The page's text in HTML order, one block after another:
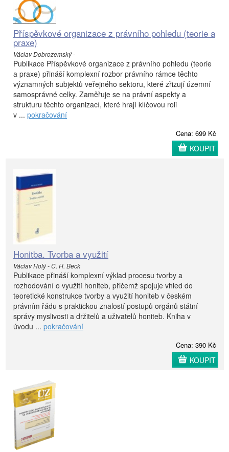
Příspěvkové organizace z právního pohledu (teorie a
praxe)
Václav Dobrozemský -
Publikace Příspěvkové organizace z právního pohledu (teorie
a praxe) přináší komplexní rozbor právního rámce těchto
významných subjektů veřejného sektoru, které zřizují územní
samosprávné celky. Zaměřuje se na právní aspekty a
strukturu těchto organizací, které hrají klíčovou roli
v ... pokračování
Cena: 699 Kč
KOUPIT
Honitba. Tvorba a využití
Václav Holý - C. H. Beck
Publikace přináší komplexní výklad procesu tvorby a
rozhodování o využití honiteb, přičemž spojuje vhled do
teoretické konstrukce tvorby a využití honiteb v českém
právním řádu s praktickou znalostí postupů orgánů státní
správy myslivosti a držitelů a uživatelů honiteb. Kniha v
úvodu ... pokračování
Cena: 390 Kč
KOUPIT